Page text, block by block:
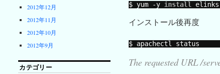
$ yum -y install elinks
インストール後再度
$ apachectl status
The requested URL /
2012年12月
2012年11月
2012年10月
2012年9月
カテゴリー